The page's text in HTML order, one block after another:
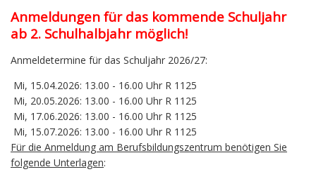
Anmeldungen für das kommende Schuljahr
ab 2. Schulhalbjahr möglich!
Anmeldetermine für das Schuljahr 2026/27:
Mi, 15.04.2026: 13.00 - 16.00 Uhr R 1125
Mi, 20.05.2026: 13.00 - 16.00 Uhr R 1125
Mi, 17.06.2026: 13.00 - 16.00 Uhr R 1125
Mi, 15.07.2026: 13.00 - 16.00 Uhr R 1125
Für die Anmeldung am Berufsbildungszentrum benötigen Sie
folgende Unterlagen: